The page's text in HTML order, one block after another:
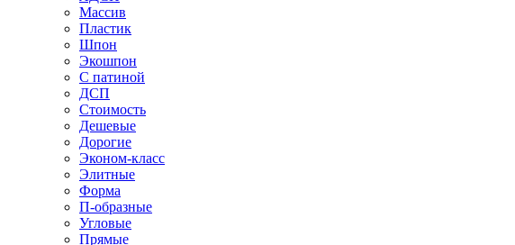
Массив
Пластик
Шпон
Экошпон
С патиной
ДСП
Стоимость
Дешевые
Дорогие
Эконом-класс
Элитные
Форма
П-образные
Угловые
Прямые